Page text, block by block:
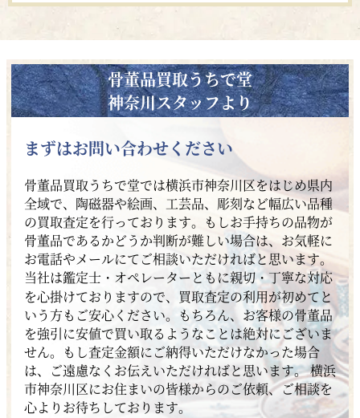
骨董品買取うちで堂
神奈川スタッフより
まずはお問い合わせください
骨董品買取うちで堂では横浜市神奈川区をはじめ県内
全域で、陶磁器や絵画、工芸品、彫刻など幅広い品種
の買取査定を行っております。もしお手持ちの品物が
骨董品であるかどうか判断が難しい場合は、お気軽に
お電話やメールにてご相談いただければと思います。
当社は鑑定士・オペレーターともに親切・丁寧な対応
を心掛けておりますので、買取査定の利用が初めてと
いう方もご安心ください。もちろん、お客様の骨董品
を強引に安値で買い取るようなことは絶対にございま
せん。もし査定金額にご納得いただけなかった場合
は、ご遠慮なくお伝えいただければと思います。 横浜
市神奈川区にお住まいの皆様からのご依頼、ご相談を
心よりお待ちしております。